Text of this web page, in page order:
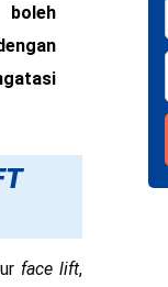
boleh
face lift,